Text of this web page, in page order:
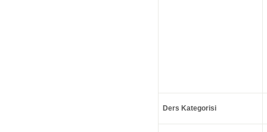
Ders Kategorisi